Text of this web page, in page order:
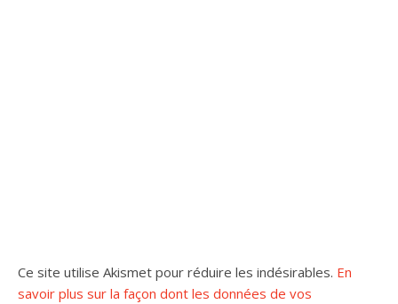
Ce site utilise Akismet pour réduire les indésirables. En
savoir plus sur la façon dont les données de vos